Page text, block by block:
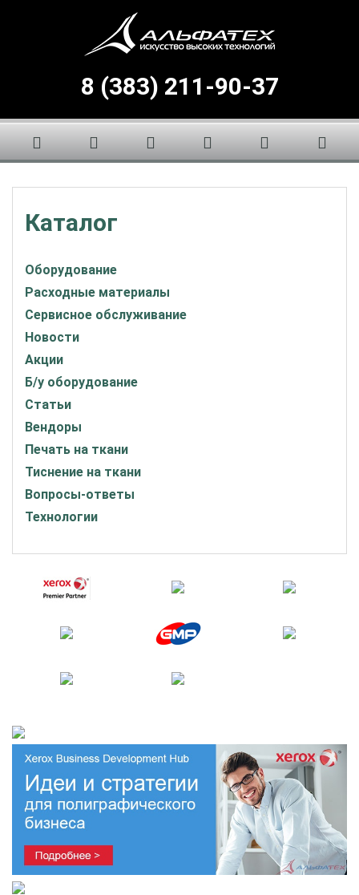
8 (383) 211-90-37
Каталог
Оборудование
Расходные материалы
Сервисное обслуживание
Новости
Акции
Б/у оборудование
Статьи
Вендоры
Печать на ткани
Тиснение на ткани
Вопросы-ответы
Технологии